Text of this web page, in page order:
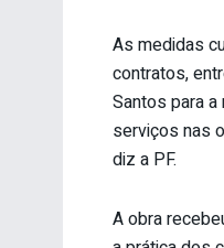
As medidas
contratos,
Santos para
serviços nas
diz a PF.
A obra